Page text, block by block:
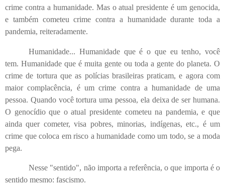
crime contra a humanidade. Mas o atual presidente é um genocida,
e também cometeu crime contra a humanidade durante toda a
pandemia, reiteradamente.
Humanidade... Humanidade que é o que eu tenho, você
tem. Humanidade que é muita gente ou toda a gente do planeta. O
crime de tortura que as polícias brasileiras praticam, e agora com
maior complacência, é um crime contra a humanidade de uma
pessoa. Quando você tortura uma pessoa, ela deixa de ser humana.
O genocídio que o atual presidente cometeu na pandemia, e que
ainda quer cometer, visa pobres, minorias, indígenas, etc., é um
crime que coloca em risco a humanidade como um todo, se a moda
pega.
Nesse "sentido", não importa a referência, o que importa é o
sentido mesmo: fascismo.